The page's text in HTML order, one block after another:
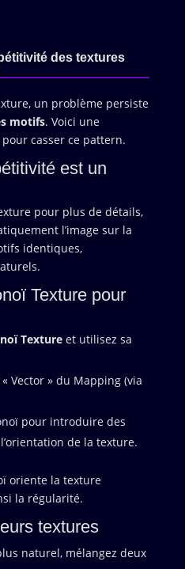
des textures
un problème persiste
motifs. Voici une
casser ce pattern.
est un
pour plus de détails,
l’image sur la
identiques,
Texture pour
Textureet utilisez sa
Vector » du Mapping (via
pour introduire des
de la texture.
oriente la texture
la régularité.
textures
naturel, mélangez deux